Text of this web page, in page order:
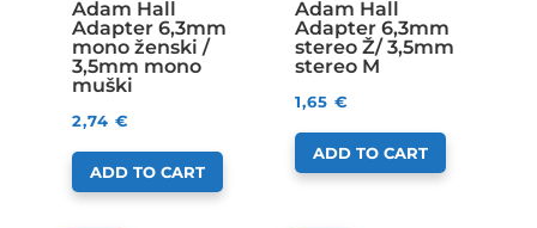
Adam Hall
Adapter 6,3mm
mono ženski /
3,5mm mono
muški
2,74 €
ADD TO CART
Adam Hall
Adapter 6,3mm
stereo Ž/ 3,5mm
stereo M
1,65€
ADD TO CART